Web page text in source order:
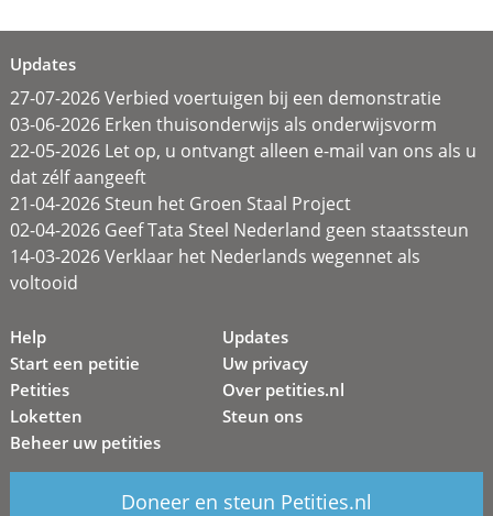
Updates
27-07-2026 Verbied voertuigen bij een demonstratie
03-06-2026 Erken thuisonderwijs als onderwijsvorm
22-05-2026 Let op, u ontvangt alleen e-mail van ons als u
dat zélf aangeeft
21-04-2026 Steun het Groen Staal Project
02-04-2026 Geef Tata Steel Nederland geen staatssteun
14-03-2026 Verklaar het Nederlands wegennet als
voltooid
Help
Start een petitie
Petities
Loketten
Beheer uw petities
Updates
Uw privacy
Over petities.nl
Steun ons
Doneer en steun Petities.nl